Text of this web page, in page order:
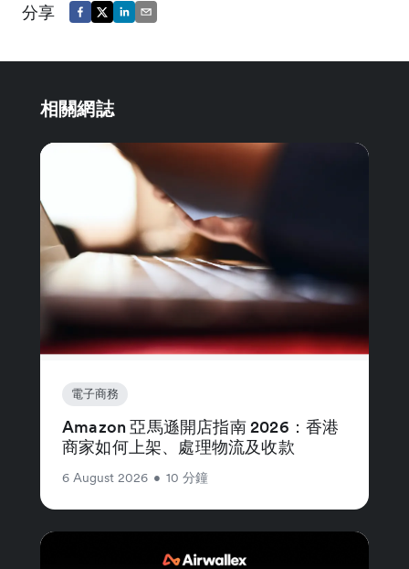
分享
相關網誌
電子商務
Amazon 亞馬遜開店指南 2026：香港
商家如何上架、處理物流及收款
6 August 2026 • 10 分鐘